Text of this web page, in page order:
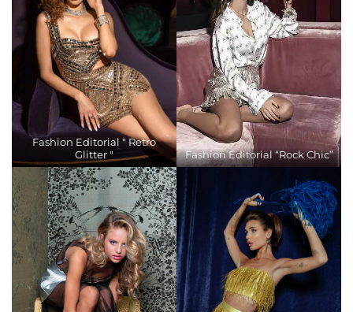
Fashion Editorial " Retro
Glitter "
Fashion Editorial “Rock Chic”